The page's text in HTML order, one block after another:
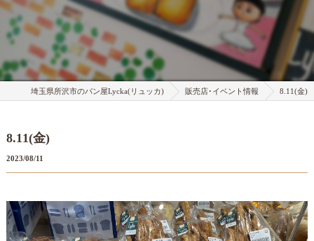
埼玉県所沢市のパン屋Lycka(リュッカ) 販売店･イベント情報 8.11(金)
8.11(金)
2023/08/11